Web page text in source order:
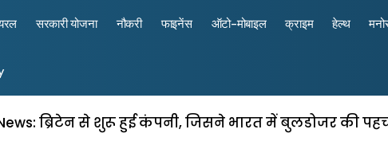
सरकारी योजना नौकरी फाइनेंस ऑटो-मोबाइल क्राइम हेल्थ
ब्रिटेन से शुरू हुई कंपनी, जिसने भारत में बुलडोजर की